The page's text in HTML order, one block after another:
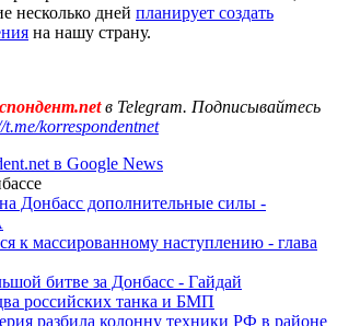
несколько дней планирует создать
на нашу страну.
в Telegram. Подписывайтесь
t.me/korrespondentnet
в Google News
Донбасс дополнительные силы -
к массированному наступлению - глава
битве за Донбасс - Гайдай
российских танка и БМП
разбила колонну техники РФ в районе